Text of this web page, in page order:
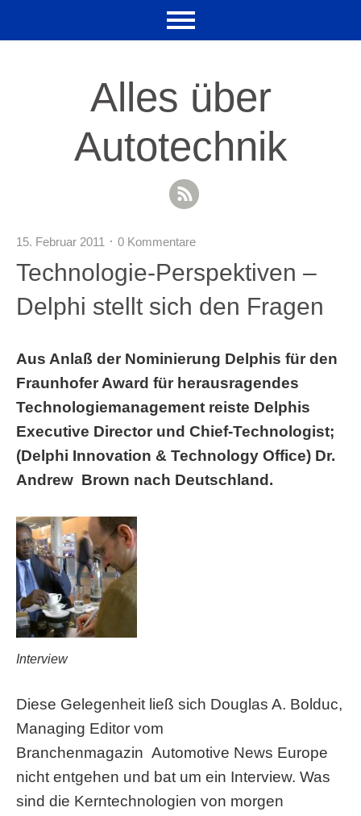
Alles über
Autotechnik
RSS Feed
15. Februar 2011 0 Kommentare
Technologie-Perspektiven –
Delphi stellt sich den Fragen
Aus Anlaß der Nominierung Delphis für den
Fraunhofer Award für herausragendes
Technologiemanagement reiste Delphis
Executive Director und Chief-Technologist;
(Delphi Innovation & Technology Office) Dr.
Andrew Brown nach Deutschland.
Interview
Diese Gelegenheit ließ sich Douglas A. Bolduc,
Managing Editor vom
Branchenmagazin Automotive News Europe
nicht entgehen und bat um ein Interview. Was
sind die Kerntechnologien von morgen